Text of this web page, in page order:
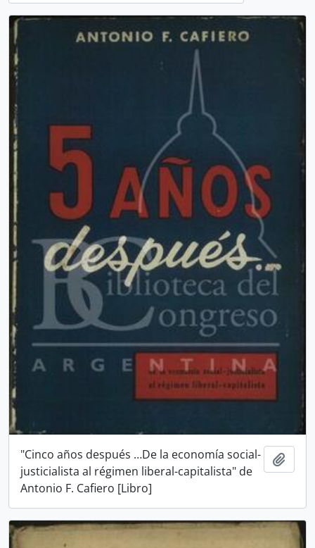
"Cinco años después …De la economía social-
justicialista al régimen liberal-capitalista" de
Antonio F. Cafiero [Libro]